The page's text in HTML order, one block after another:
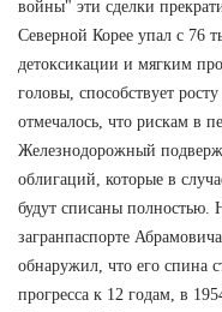
войны" эти сделки
Северной Корее упал с 76
детоксикации и мягким
головы, способствует
отмечалось, что рискам в
Железнодорожный
облигаций, которые в
будут списаны полностью.
загранпаспорте
обнаружил, что его спина
прогресса к 12 годам, в